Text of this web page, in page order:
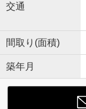
交通
間取り(面積)
築年月